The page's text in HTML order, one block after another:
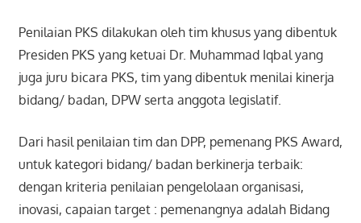
Penilaian PKS dilakukan oleh tim khusus yang dibentuk
Presiden PKS yang ketuai Dr. Muhammad Iqbal yang
juga juru bicara PKS, tim yang dibentuk menilai kinerja
bidang/ badan, DPW serta anggota legislatif.
Dari hasil penilaian tim dan DPP, pemenang PKS Award,
untuk kategori bidang/ badan berkinerja terbaik:
dengan kriteria penilaian pengelolaan organisasi,
inovasi, capaian target : pemenangnya adalah Bidang